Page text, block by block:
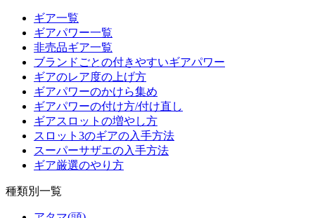
ギア一覧
ギアパワー一覧
非売品ギア一覧
ブランドごとの付きやすいギアパワー
ギアのレア度の上げ方
ギアパワーのかけら集め
ギアパワーの付け方/付け直し
ギアスロットの増やし方
スロット3のギアの入手方法
スーパーサザエの入手方法
ギア厳選のやり方
種類別一覧